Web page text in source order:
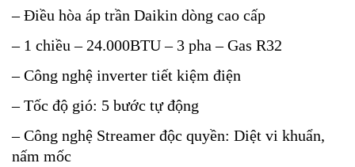
– Điều hòa áp trần Daikin dòng cao cấp
– 1 chiều – 24.000BTU – 3 pha – Gas R32
– Công nghệ inverter tiết kiệm điện
– Tốc độ gió: 5 bước tự động
–Công nghệ Streamer độc quyền: Diệt vi khuẩn,
nấm mốc